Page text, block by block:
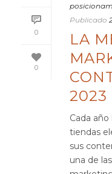
0
0
Publicado
LA
2023
Cada
tiendas
sus
una de